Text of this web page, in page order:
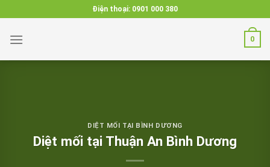
to
content
Điện thoại: 0901 000 380
0
DIỆT MỐI TẠI BÌNH DƯƠNG
Diệt mối tại Thuận An Bình Dương